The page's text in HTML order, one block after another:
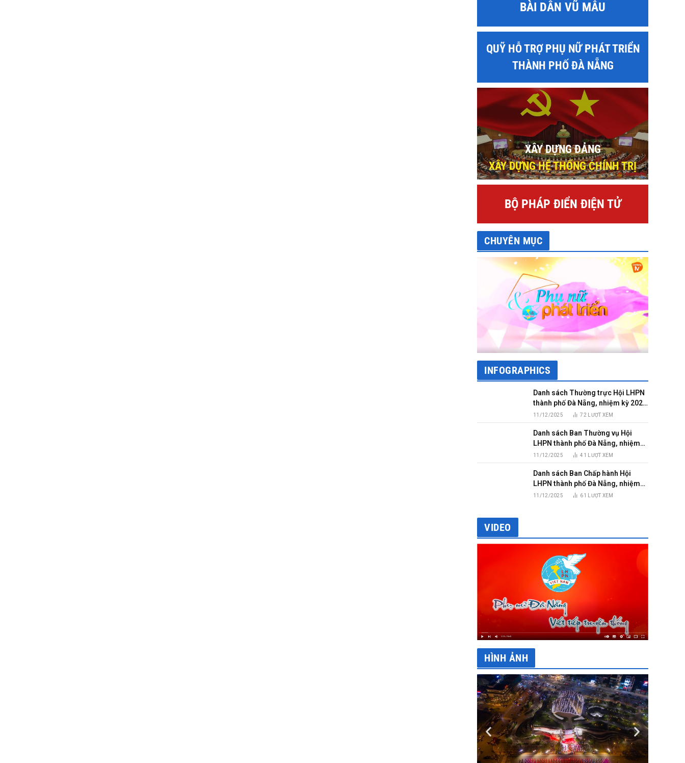
BÀI DÂN VŨ MẪU
QUỸ HỖ TRỢ PHỤ NỮ PHÁT TRIỂN
THÀNH PHỐ ĐÀ NẴNG
XÂY DỰNG ĐẢNG
XÂY DỰNG HỆ THỐNG CHÍNH TRỊ
BỘ PHÁP ĐIỂN ĐIỆN TỬ
CHUYÊN MỤC
INFOGRAPHICS
Danh sách Thường trực Hội LHPN
thành phố Đà Nẵng, nhiệm kỳ 2025
– 2030
11/12/2025 72 LƯỢT XEM
Danh sách Ban Thường vụ Hội
LHPN thành phố Đà Nẵng, nhiệm
kỳ 2025 – 2030
11/12/2025 41 LƯỢT XEM
Danh sách Ban Chấp hành Hội
LHPN thành phố Đà Nẵng, nhiệm
kỳ 2025 – 2030
11/12/2025 61 LƯỢT XEM
VIDEO
HÌNH ẢNH